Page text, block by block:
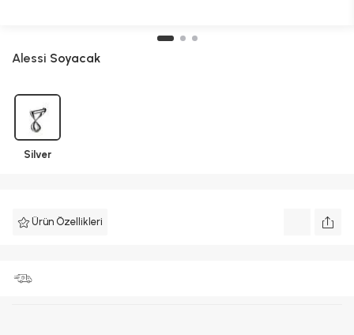
Alessi Soyacak
Silver
Ürün Özellikleri